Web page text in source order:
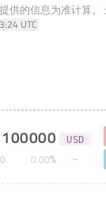
供的信息为准计算。
UTC
USD
0.00%